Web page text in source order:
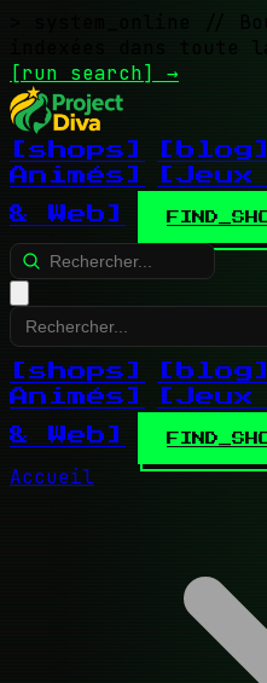
//
indexées dans toute
[run search] →
[shops] [blog]
Animés]
[Jeux
& Web]
[shops] [blog]
Animés]
[Jeux
& Web]
Accueil